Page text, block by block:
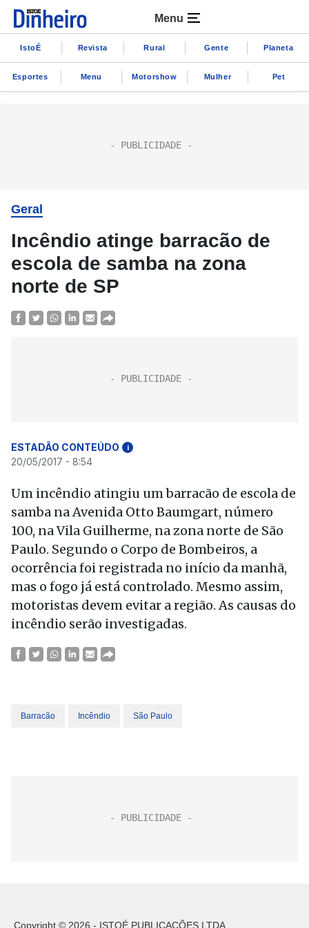
Menu
IstoÉ Revista Rural Gente Planeta
Esportes Menu Motorshow Mulher Pet
Geral
Incêndio atinge barracão de
escola de samba na zona
norte de SP
ESTADÃO CONTEÚDO i
20/05/2017 - 8:54
Um incêndio atingiu um barracão de escola de
samba na Avenida Otto Baumgart, número
100, na Vila Guilherme, na zona norte de São
Paulo. Segundo o Corpo de Bombeiros, a
ocorrência foi registrada no início da manhã,
mas o fogo já está controlado. Mesmo assim,
motoristas devem evitar a região. As causas do
incêndio serão investigadas.
Barracão Incêndio São Paulo
Copyright © 2026 - ISTOÉ PUBLICAÇÕES LTDA